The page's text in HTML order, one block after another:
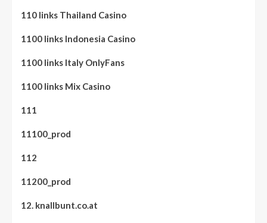
110 links Thailand Casino
1100 links Indonesia Casino
1100 links Italy OnlyFans
1100 links Mix Casino
111
11100_prod
112
11200_prod
12. knallbunt.co.at